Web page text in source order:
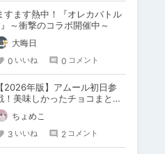
すます熱中！『オレカバトル
～衝撃のコラボ開催中～
大晦日
0 いいね 0 コメント
【2026年版】アムール初日参
！美味しかったチョコまとめ
ちょめこ
3 いいね 2 コメント